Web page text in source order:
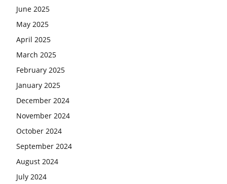
June 2025
May 2025
April 2025
March 2025
February 2025
January 2025
December 2024
November 2024
October 2024
September 2024
August 2024
July 2024